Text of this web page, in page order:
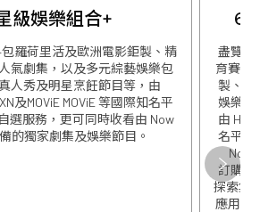
級娛樂組合+
羅荷里活及歐洲電影鉅製、精
氣劇集，以及多元綜藝娛樂包
人秀及明星烹飪節目等，由
及MOViE MOViE 等國際知名平
選服務，更可同時收看由 Now
的獨家劇集及娛樂節目。
6
盡覽英
育賽事,
製、精
娛樂包
由
名平台
Now
訂購歐
探索集
應用程
關閉